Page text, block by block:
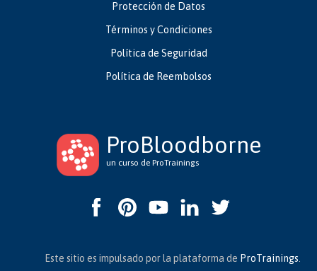
Protección de Datos
Términos y Condiciones
Política de Seguridad
Política de Reembolsos
ProBloodborne
un curso de ProTrainings
Este sitio es impulsado por la plataforma de ProTrainings